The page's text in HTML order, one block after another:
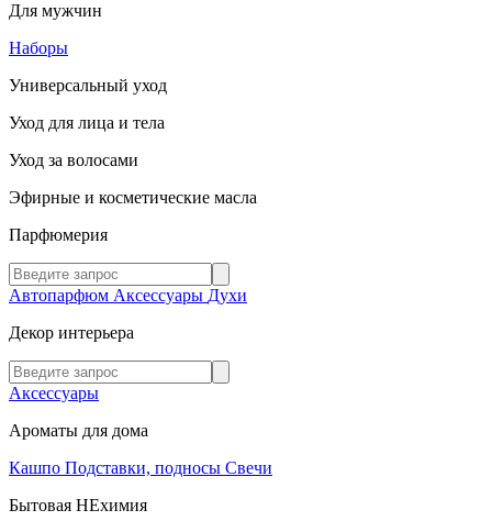
Для мужчин
Наборы
Универсальный уход
Уход для лица и тела
Уход за волосами
Эфирные и косметические масла
Парфюмерия
Автопарфюм Аксессуары Духи
Декор интерьера
Аксессуары
Ароматы для дома
Кашпо Подставки, подносы Свечи
Бытовая НЕхимия